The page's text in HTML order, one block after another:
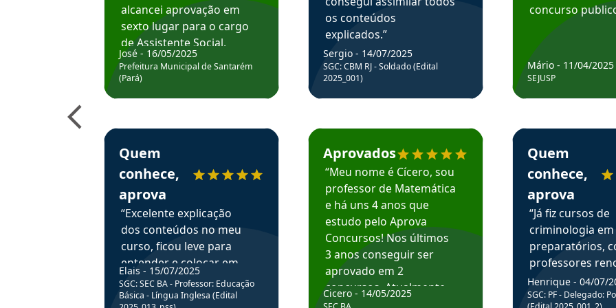
alcancei aprovação em
sexto lugar para o cargo
de Assistente Social.
Hoje estou atuando na
Prefeitura de Santarém.
José - 16/05/2025
Prefeitura Municipal de Santarém
(Pará)
Estudante Elais recomenda o Aprova Concursos em depoimento
Quem
conhece,
aprova
“Excelente explicação
dos conteúdos no meu
curso, ficou leve para
entender e colocar em
prática através da
resolução de questões.”
Elais - 15/07/2025
SGC: SEC BA - Professor: Educação
Básica - Língua Inglesa (Edital
os conteúdos
explicados.”
Sergio - 14/07/2025
SGC: CBM RJ - Soldado (Edital
2025_001)
Estudante Cicero recomenda o Aprova Concursos em depoimento
Aprovados
“Meu nome é Cícero, sou
professor de Matemática
e há uns 4 anos que
estudo pelo Aprova
Concursos! Nos últimos
3 anos conseguir ser
aprovado em 2
concursos. Atualmente,
estou atuando como
Cicero - 14/05/2025
concurso
Mário - 11/04/2025
SEJUSP
Estudante Henrique
Quem
conhece,
aprova
“Já fiz cursos de
criminologia em
preparatórios,
professores
fiz curso em pós
graduação.
Henrique - 04/07/
SGC: PF - Delegado: